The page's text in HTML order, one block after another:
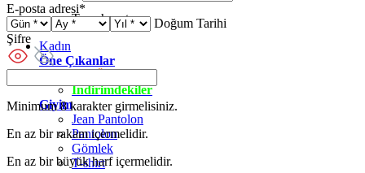
Trenchcoat
Kadın
Öne Çıkanlar
İndirimdekiler
Giyim
Jean Pantolon
Pantolon
Gömlek
T-shirt
E-posta adresi*
Doğum Tarihi
Şifre
Minimum 8 karakter girmelisiniz.
En az bir rakam içermelidir.
En az bir büyük harf içermelidir.